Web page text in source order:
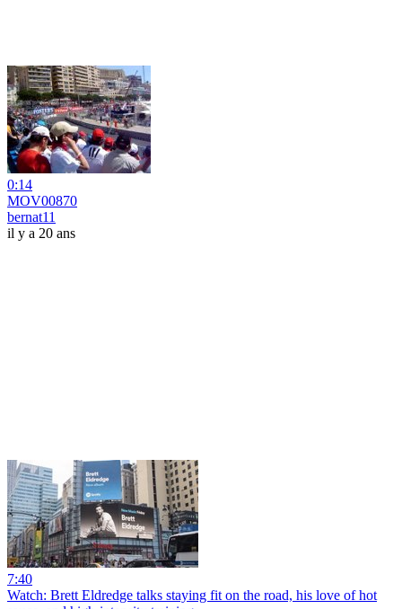
0:14
MOV00870
bernat11
il y a 20 ans
7:40
Watch: Brett Eldredge talks staying fit on the road, his love of hot